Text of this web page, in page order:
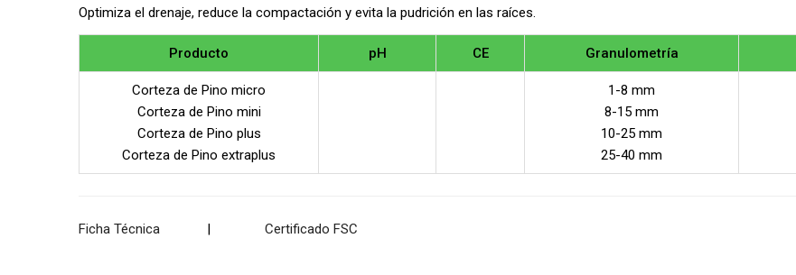
Optimiza el drenaje, reduce la compactación y evita la pudrición en las raíces.
Producto pH CE Granulometría
Corteza de Pino micro
Corteza de Pino mini
Corteza de Pino plus
Corteza de Pino extraplus
1-8 mm
8-15 mm
10-25 mm
25-40 mm
Ficha Técnica | Certificado FSC